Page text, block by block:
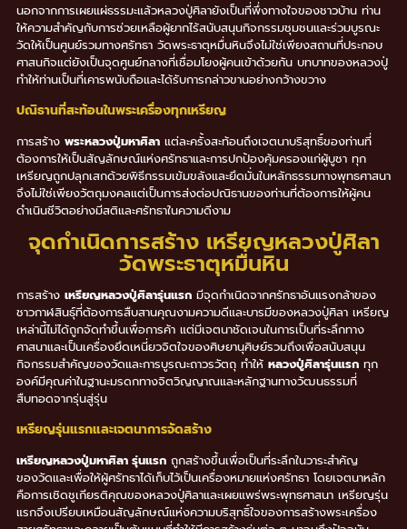
นอกจากการเผยแผ่ธรรมะแล้วหลวงปู่ศิลายังเป็นที่พึ่งทางใจของชาวบ้าน ท่าน
ให้ความสำคัญกับการช่วยเหลือผู้ยากไร้สนับสนุนกิจกรรมชุมชนและร่วมบูรณะ
วัดให้เป็นศูนย์รวมทางศรัทธา วัดพระธาตุหมื่นหินจึงไม่ใช่เพียงสถานที่ประกอบ
ศาสนกิจแต่ยังเป็นจุดศูนย์กลางที่เชื่อมโยงผู้คนเข้าด้วยกัน บทบาทของหลวงปู่
ทำให้ท่านเป็นที่เคารพนับถือและได้รับการกล่าวขานอย่างกว้างขวาง
ปณิธานที่สะท้อนในพระเครื่องทุกเหรียญ
การสร้าง พระหลวงปู่มหาศิลา แต่ละครั้งสะท้อนถึงเจตนาบริสุทธิ์ของท่านที่
ต้องการให้เป็นสัญลักษณ์แห่งศรัทธาและการปกป้องคุ้มครองแก่ผู้บูชา ทุก
เหรียญถูกปลุกเสกด้วยพิธีกรรมเข้มขลังและยึดมั่นในหลักธรรมทางพุทธศาสนา
จึงไม่ใช่เพียงวัตถุมงคลแต่เป็นการส่งต่อปณิธานของท่านที่ต้องการให้ผู้คน
ดำเนินชีวิตอย่างมีสติและศรัทธาในความดีงาม
จุดกำเนิดการสร้าง เหรียญหลวงปู่ศิลา
วัดพระธาตุหมื่นหิน
การสร้าง เหรียญหลวงปู่ศิลารุ่นแรก มีจุดกำเนิดจากศรัทธาอันแรงกล้าของ
ชาวกาฬสินธุ์ที่ต้องการสืบสานคุณงามความดีและบารมีของหลวงปู่ศิลา เหรียญ
เหล่านี้ไม่ได้ถูกจัดทำขึ้นเพื่อการค้า แต่มีเจตนาชัดเจนในการเป็นที่ระลึกทาง
ศาสนาและเป็นเครื่องยึดเหนี่ยวจิตใจของศิษยานุศิษย์รวมถึงเพื่อสนับสนุน
กิจกรรมสำคัญของวัดและการบูรณะถาวรวัตถุ ทำให้ หลวงปู่ศิลารุ่นแรก ทุก
องค์มีคุณค่าในฐานะมรดกทางจิตวิญญาณและหลักฐานทางวัฒนธรรมที่
สืบทอดจากรุ่นสู่รุ่น
เหรียญรุ่นแรกและเจตนาการจัดสร้าง
เหรียญหลวงปู่มหาศิลา รุ่นแรก ถูกสร้างขึ้นเพื่อเป็นที่ระลึกในวาระสำคัญ
ของวัดและเพื่อให้ผู้ศรัทธาได้เก็บไว้เป็นเครื่องหมายแห่งศรัทธา โดยเจตนาหลัก
คือการเชิดชูเกียรติคุณของหลวงปู่ศิลาและเผยแพร่พระพุทธศาสนา เหรียญรุ่น
แรกจึงเปรียบเหมือนสัญลักษณ์แห่งความบริสุทธิ์ใจของการสร้างพระเครื่อง